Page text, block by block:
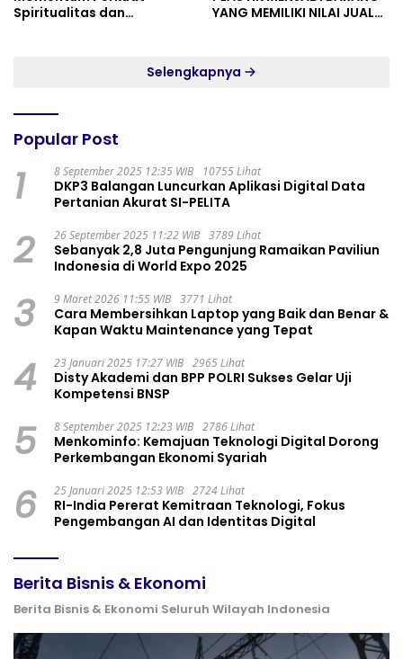
Spiritualitas dan
YANG MEMILIKI NILAI JUAL
Selengkapnya
Popular Post
1 8 September 2025 12:35 WIB 10755 Lihat
DKP3 Balangan Luncurkan Aplikasi Digital Data
Pertanian Akurat SI-PELITA
2 26 September 2025 11:22 WIB 3789 Lihat
Sebanyak 2,8 Juta Pengunjung Ramaikan Paviliun
Indonesia di World Expo 2025
3 9 Maret 2026 11:55 WIB 3771 Lihat
Cara Membersihkan Laptop yang Baik dan Benar &
Kapan Waktu Maintenance yang Tepat
4 23 Januari 2025 17:27 WIB 2965 Lihat
Disty Akademi dan BPP POLRI Sukses Gelar Uji
Kompetensi BNSP
5 8 September 2025 12:23 WIB 2786 Lihat
Menkominfo: Kemajuan Teknologi Digital Dorong
Perkembangan Ekonomi Syariah
6 25 Januari 2025 12:53 WIB 2724 Lihat
RI-India Pererat Kemitraan Teknologi, Fokus
Pengembangan AI dan Identitas Digital
Berita Bisnis & Ekonomi
Berita Bisnis & Ekonomi Seluruh Wilayah Indonesia